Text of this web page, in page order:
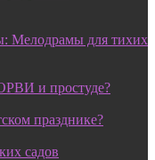
Мелодрамы для тихих
и простуде?
празднике?
садов